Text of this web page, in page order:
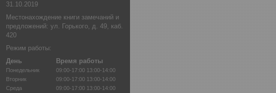
31.10.2019
Местонахождение книги замечаний и
предложений: ул. Горького, д. 49, каб.
420
Режим работы:
День
Время работы
Понедельник 09:00-17:00 13:00-14:00
Вторник
09:00-17:00 13:00-14:00
Среда
09:00-17:00 13:00-14:00